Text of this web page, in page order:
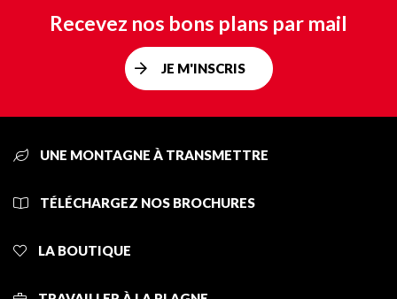
Recevez nos bons plans par mail
JE M'INSCRIS
UNE MONTAGNE À TRANSMETTRE
TÉLÉCHARGEZ NOS BROCHURES
LA BOUTIQUE